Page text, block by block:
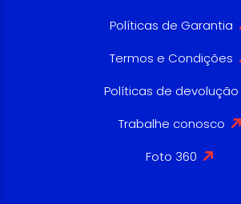
Políticas de Garantia
Termos e Condições
Políticas de devolução
Trabalhe conosco
Foto 360